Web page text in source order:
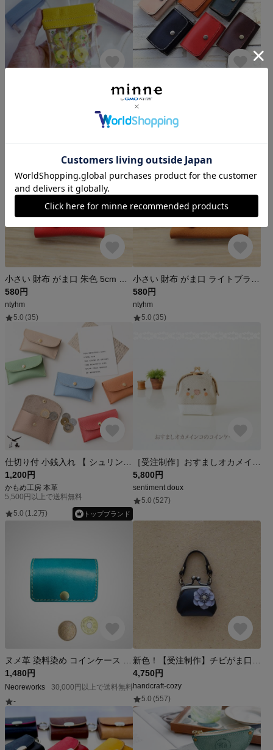
【2020新作】牛革×PVC カラフルコインケース
3,400円
革工房 SAN-A
PR
580円
ntyhm
5.0 (35)
PR
580円
ntyhm
5.0 (35)
1,200円
かもめ工房 本革
5,500円以上で送料無料
5.0 (1.2万) トップブランド
5,800円
sentiment doux
5.0 (527)
1,480円
Neoreworks
30,000円以上で送料無料
-
4,750円
handcraft-cozy
5.0 (557)